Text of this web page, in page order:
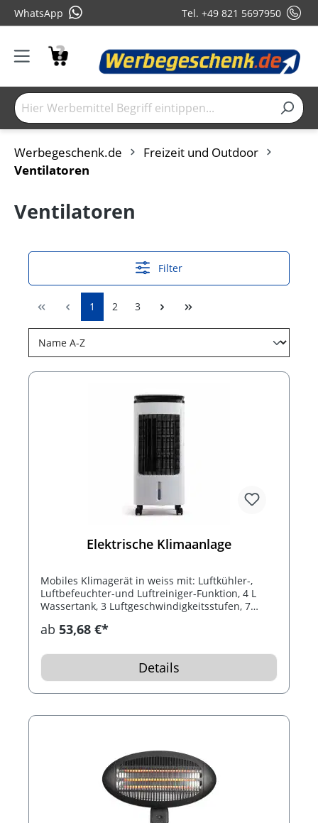
WhatsApp Tel. +49 821 5697950
Werbegeschenk.de
Freizeit und Outdoor
Ventilatoren
Ventilatoren
Filter
1 2 3
Elektrische Klimaanlage
Mobiles Klimagerät in weiss mit: Luftkühler-,
Luftbefeuchter-und Luftreiniger-Funktion, 4 L
Wassertank, 3 Luftgeschwindigkeitsstufen, 7
Mit Zubehör inklusive: Fernbedienung, tragbare
eine kühle und angenehme Stimmung in das
Haus und das Büro...
ab 53,68 €*
Details